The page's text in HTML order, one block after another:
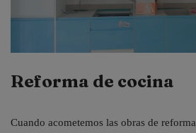
Reforma de cocina
Cuando acometemos las obras de